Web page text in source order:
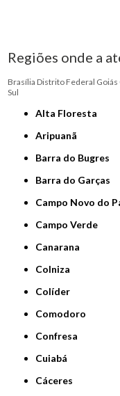
Regiões onde a
Brasília Distrito Federal Goiás
Sul
Alta Floresta
Aripuanã
Barra do Bugres
Barra do Garças
Campo Novo do
Campo Verde
Canarana
Colniza
Colíder
Comodoro
Confresa
Cuiabá
Cáceres